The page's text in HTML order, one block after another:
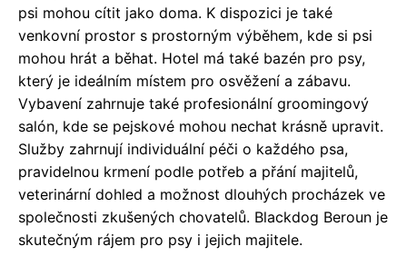
psi mohou cítit jako doma. K dispozici je také
venkovní prostor s prostorným výběhem, kde si psi
mohou hrát a běhat. Hotel má také bazén pro psy,
který je ideálním místem pro osvěžení a zábavu.
Vybavení zahrnuje také profesionální groomingový
salón, kde se pejskové mohou nechat krásně upravit.
Služby zahrnují individuální péči o každého psa,
pravidelnou krmení podle potřeb a přání majitelů,
veterinární dohled a možnost dlouhých procházek ve
společnosti zkušených chovatelů. Blackdog Beroun je
skutečným rájem pro psy i jejich majitele.